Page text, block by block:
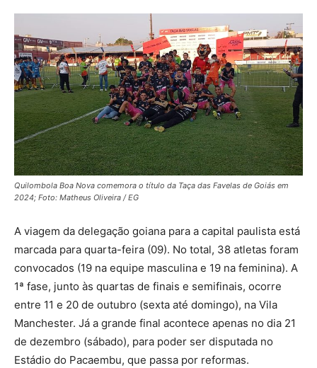
Quilombola Boa Nova comemora o título da Taça das Favelas de Goiás em
2024; Foto: Matheus Oliveira / EG
A viagem da delegação goiana para a capital paulista está
marcada para quarta-feira (09). No total, 38 atletas foram
convocados (19 na equipe masculina e 19 na feminina). A
1ª fase, junto às quartas de finais e semifinais, ocorre
entre 11 e 20 de outubro (sexta até domingo), na Vila
Manchester. Já a grande final acontece apenas no dia 21
de dezembro (sábado), para poder ser disputada no
Estádio do Pacaembu, que passa por reformas.